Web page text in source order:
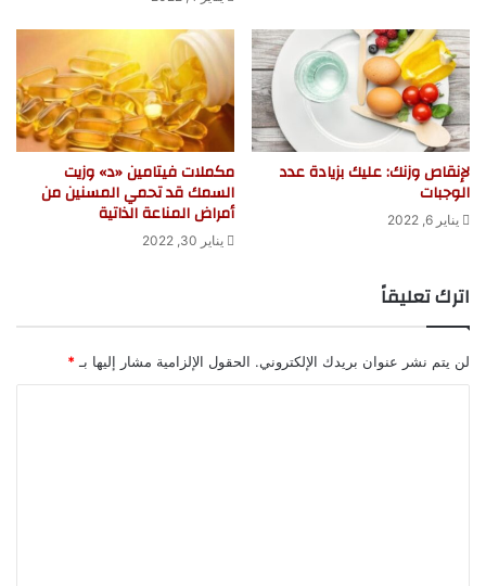
لإنقاص وزنك: عليك بزيادة عدد
الوجبات
يناير 6, 2022
مكملات فيتامين «د» وزيت
السمك قد تحمي المسنين من
أمراض المناعة الذاتية
يناير 30, 2022
اترك تعليقاً
لن يتم نشر عنوان بريدك الإلكتروني. الحقول الإلزامية مشار إليها بـ *